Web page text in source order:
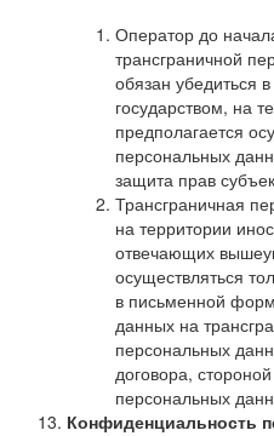
Оператор до
трансграничной
обязан убедиться
государством, на
предполагается
персональных
защита прав
Трансграничная
на территории
отвечающих
осуществляться
в письменной
данных на
персональных
договора,
персональных
Конфиденциальность